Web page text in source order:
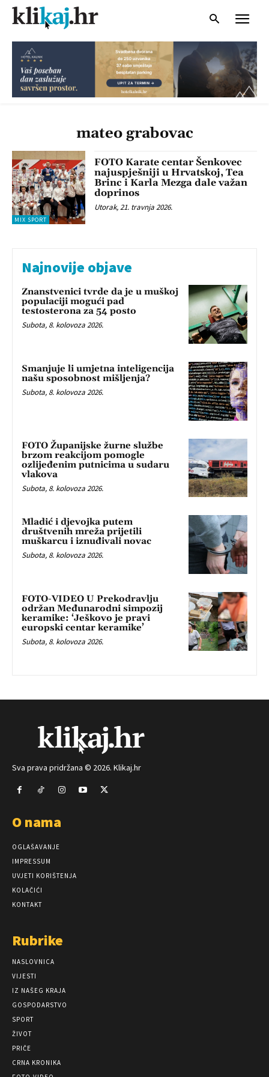
mateo grabovac
MIX SPORT
FOTO Karate centar Šenkovec
najuspješniji u Hrvatskoj, Tea
Brinc i Karla Mezga dale važan
doprinos
Utorak, 21. travnja 2026.
Najnovije objave
Znanstvenici tvrde da je u muškoj
populaciji mogući pad
testosterona za 54 posto
Subota, 8. kolovoza 2026.
Smanjuje li umjetna inteligencija
našu sposobnost mišljenja?
Subota, 8. kolovoza 2026.
FOTO Županijske žurne službe
brzom reakcijom pomogle
ozlijeđenim putnicima u sudaru
vlakova
Subota, 8. kolovoza 2026.
Mladić i djevojka putem
društvenih mreža prijetili
muškarcu i iznuđivali novac
Subota, 8. kolovoza 2026.
FOTO-VIDEO U Prekodravlju
održan Međunarodni simpozij
keramike: ‘Ješkovo je pravi
europski centar keramike’
Subota, 8. kolovoza 2026.
Sva prava pridržana © 2026. Klikaj.hr
O nama
OGLAŠAVANJE
IMPRESSUM
UVJETI KORIŠTENJA
KOLAČIĆI
KONTAKT
Rubrike
NASLOVNICA
VIJESTI
IZ NAŠEG KRAJA
GOSPODARSTVO
SPORT
ŽIVOT
PRIČE
CRNA KRONIKA